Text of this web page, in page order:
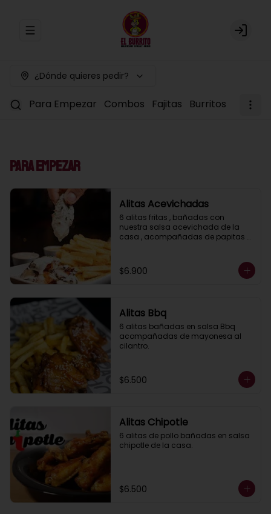
Abrir menu de navegación Login
¿Dónde quieres pedir?
Para Empezar Combos Fajitas Burritos Tacos
Para Empezar
Alitas Acevichadas
6 alitas fritas , bañadas con
nuestra salsa acevichada de la
casa , acompañadas de papitas
$6.900
Alitas Bbq
6 alitas bañadas en salsa Bbq
acompañadas de mayonesa al
cilantro.
$6.500
Alitas Chipotle
6 alitas de pollo bañadas en salsa
chipotle de la casa.
$6.500